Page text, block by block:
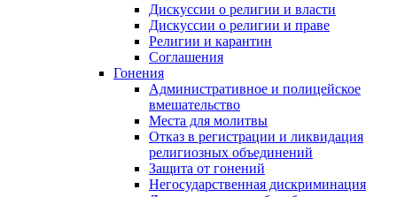
Дискуссии о религии и власти
Дискуссии о религии и праве
Религии и карантин
Соглашения
Гонения
Административное и полицейское
вмешательство
Места для молитвы
Отказ в регистрации и ликвидация
религиозных объединений
Защита от гонений
Негосударственная дискриминация